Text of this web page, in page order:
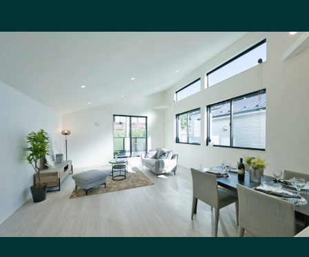
和歌山エリア
島根エリア
広島エリア
山口エリア
徳島エリア
香川エリア
愛媛エリア
高知エリア
福岡エリア
佐賀エリア
長崎エリア
大分エリア
宮崎エリア
鹿児島エリア